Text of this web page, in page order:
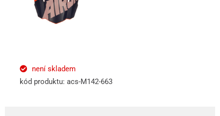
není skladem
kód produktu: acs-M142-663